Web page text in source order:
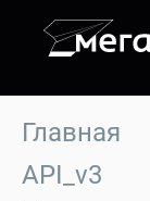
Главная
API_v3